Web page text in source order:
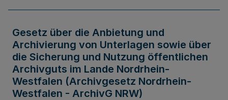
Gesetz über die Anbietung und
Archivierung von Unterlagen sowie über
die Sicherung und Nutzung öffentlichen
Archivguts im Lande Nordrhein-
Westfalen (Archivgesetz Nordrhein-
Westfalen - ArchivG NRW)